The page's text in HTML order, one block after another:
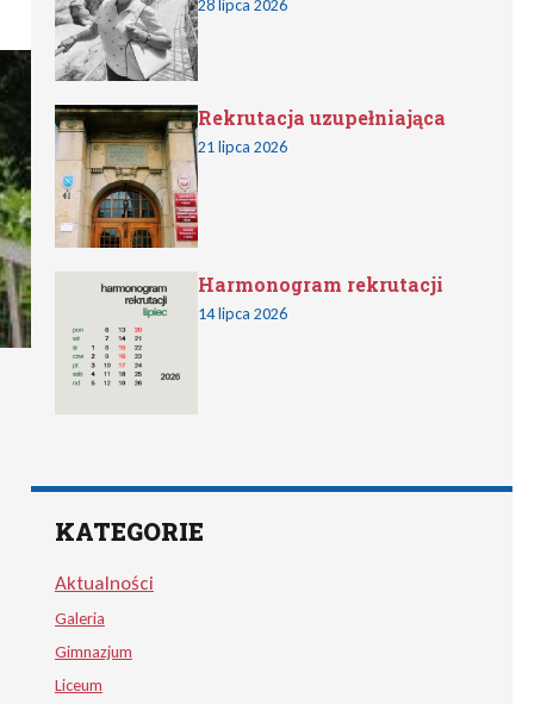
28 lipca 2026
Rekrutacja uzupełniająca
21 lipca 2026
Harmonogram rekrutacji
14 lipca 2026
KATEGORIE
Aktualności
Galeria
Gimnazjum
Liceum